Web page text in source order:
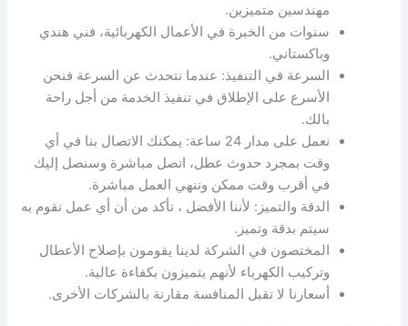
مهندسين متميزين.
سنوات من الخبرة في الأعمال الكهربائية، فني هندي
وباكستاني.
السرعة في التنفيذ: عندما نتحدث عن السرعة فنحن
الأسرع على الإطلاق في تنفيذ الخدمة من أجل راحة
بالك.
نعمل على مدار 24 ساعة: يمكنك الاتصال بنا في أي
وقت بمجرد حدوث عطل، اتصل مباشرة وسنصل إليك
في أقرب وقت ممكن وننهي العمل مباشرة.
الدقة والتميز: لأننا الأفضل ، تأكد من أن أي عمل نقوم به
سيتم بدقة وتميز.
المختصون في الشركة لدينا يقومون بإصلاح الأعطال
وتركيب الكهرباء لأنهم يتميزون بكفاءة عالية.
أسعارنا لا تقبل المنافسة مقارنة بالشركات الأخرى.